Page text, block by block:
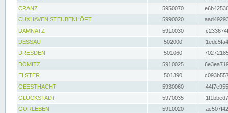
CRANZ
5950070
CUXHAVEN STEUBENHÖFT
5990020
DAMNATZ
5910030
DESSAU
502000
DRESDEN
501060
DÖMITZ
5910025
ELSTER
501390
GEESTHACHT
5930060
GLÜCKSTADT
5970035
GORLEBEN
5910020